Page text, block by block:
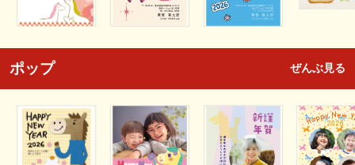
ポップ ぜんぶ見る